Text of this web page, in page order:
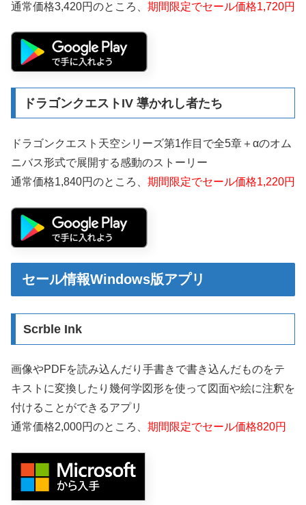
通常価格3,420円のところ、 期間限定でセール価格1,720円
ドラゴンクエストIV 導かれし者たち
ドラゴンクエスト天空シリーズ第1作目で全5章＋αのオム
ニバス形式で展開する感動のストーリー
通常価格1,840円のところ、 期間限定でセール価格1,220円
セール情報Windows版アプリ
Scrble Ink
画像やPDFを読み込んだり手書きで書き込んだものをテ
キストに変換したり幾何学図形を使って図面や絵に注釈を
付けることができるアプリ
通常価格2,000円のところ、 期間限定でセール価格820円